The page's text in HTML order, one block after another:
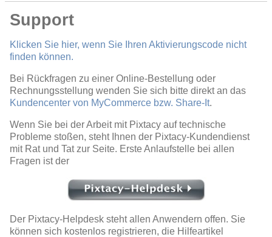
Support
Klicken Sie hier, wenn Sie Ihren Aktivierungscode nicht
finden können.
Bei Rückfragen zu einer Online-Bestellung oder
Rechnungsstellung wenden Sie sich bitte direkt an das
Kundencenter von MyCommerce bzw. Share-It.
Wenn Sie bei der Arbeit mit Pixtacy auf technische
Probleme stoßen, steht Ihnen der Pixtacy-Kundendienst
mit Rat und Tat zur Seite. Erste Anlaufstelle bei allen
Fragen ist der
Der Pixtacy-Helpdesk steht allen Anwendern offen. Sie
können sich kostenlos registrieren, die Hilfeartikel